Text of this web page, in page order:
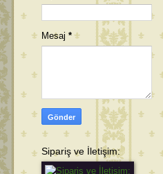
Mesaj *
Sipariş ve İletişim: